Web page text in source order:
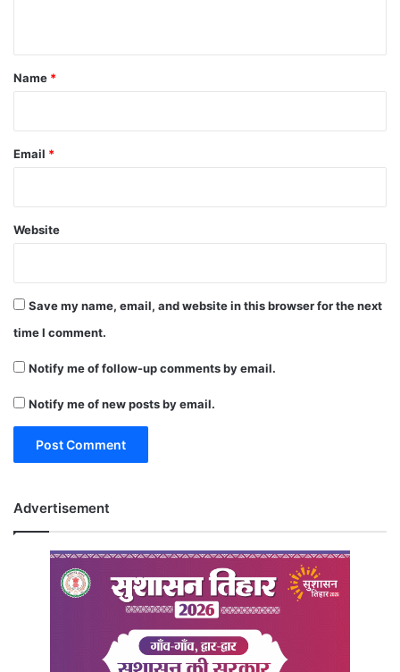
*
Name *
Email *
Website
Save my name, email, and website in this browser for the next
time I comment.
Notify me of follow-up comments by email.
Notify me of new posts by email.
Advertisement